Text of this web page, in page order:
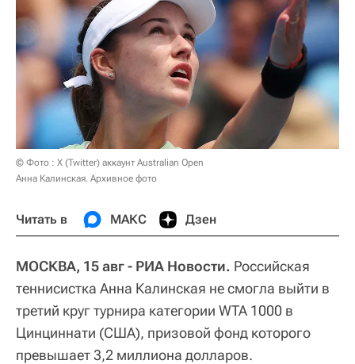
© Фото : X (Twitter) аккаунт Australian Open
Анна Калинская. Архивное фото
Читать в МАКС Дзен
МОСКВА, 15 авг - РИА Новости. Российская
теннисистка Анна Калинская не смогла выйти в
третий круг турнира категории WTA 1000 в
Цинциннати (США), призовой фонд которого
превышает 3,2 миллиона долларов.